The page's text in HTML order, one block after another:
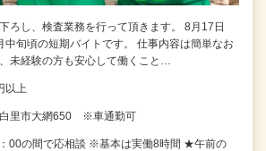
ろし、検査業務を行って頂きます。 8月17日
中旬頃の短期バイトです。 仕事内容は簡単なお
未経験の方も安心して働くこと…
以上
白里市大網650 ※車通勤可
00の間で応相談 ※基本は実働8時間 ★午前の